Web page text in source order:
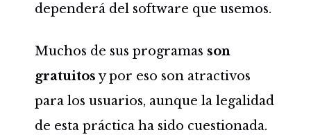
dependerá del software que usemos.
Muchos de sus programas son
gratuitosy por eso son atractivos
para los usuarios, aunque la legalidad
de esta práctica ha sido cuestionada.